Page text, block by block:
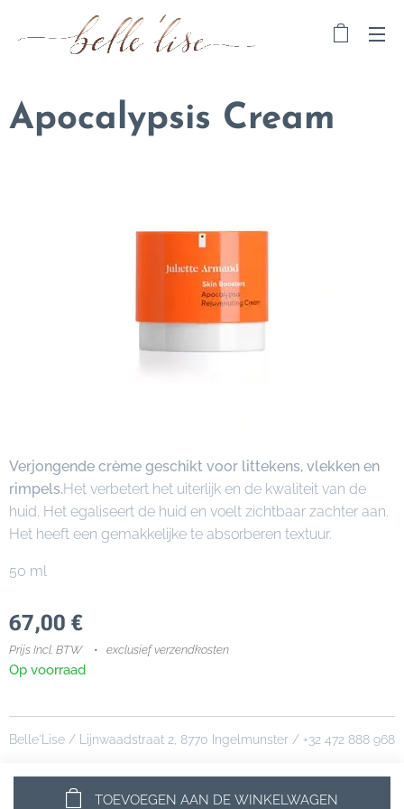
Apocalypsis Cream
Verjongende crème geschikt voor littekens, vlekken en
rimpels.Het verbetert het uiterlijk en de kwaliteit van de
huid. Het egaliseert de huid en voelt zichtbaar zachter aan.
Het heeft een gemakkelijke te absorberen textuur.
50 ml
67,00 €
Prijs Incl. BTW exclusief verzendkosten
Op voorraad
TOEVOEGEN AAN DE WINKELWAGEN
Belle'Lise / Lijnwaadstraat 2, 8770 Ingelmunster / +32 472 888 968